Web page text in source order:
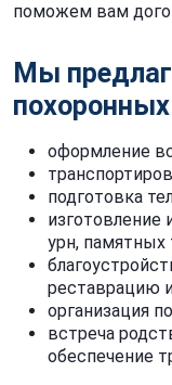
поможем вам
Мы
похоронных
оформление
подготовка
изготовление
урн, памятных
реставрацию
организация
встреча
обеспечение